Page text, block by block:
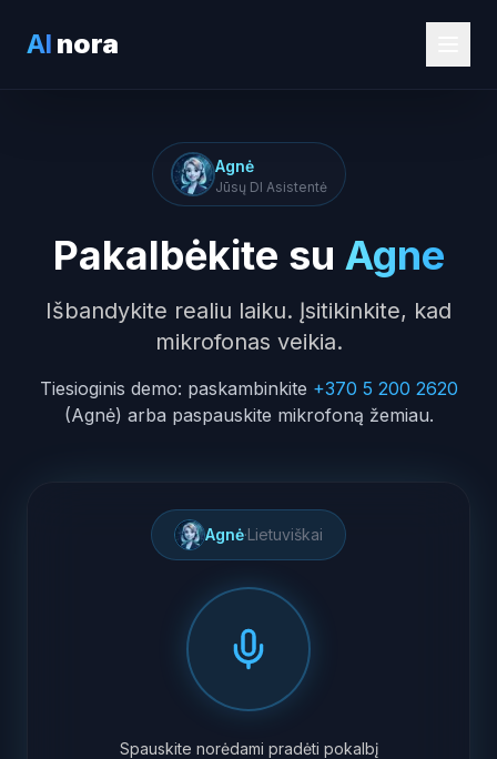
AI nora
Agnė
Jūsų DI Asistentė
Pakalbėkite su Agne
Išbandykite realiu laiku. Įsitikinkite, kad
mikrofonas veikia.
Tiesioginis demo: paskambinkite +370 5 200 2620
(Agnė) arba paspauskite mikrofoną žemiau.
Agnė·Lietuviškai
Spauskite norėdami pradėti pokalbį